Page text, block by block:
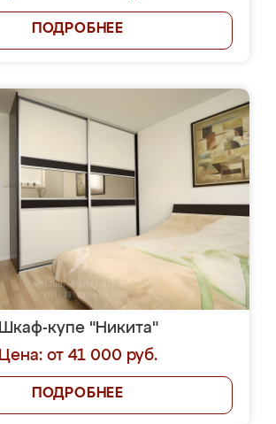
ПОДРОБНЕЕ
Шкаф-купе "Никита"
Цена: от 41 000 руб.
ПОДРОБНЕЕ